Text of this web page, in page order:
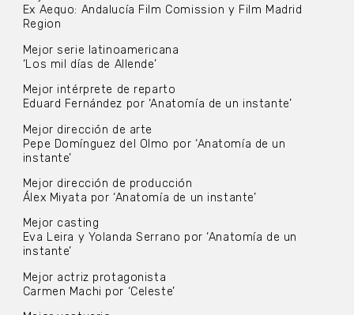
Ex Aequo: Andalucía Film Comission y Film Madrid
Region
Mejor serie latinoamericana
‘Los mil días de Allende’
Mejor intérprete de reparto
Eduard Fernández por ‘Anatomía de un instante’
Mejor dirección de arte
Pepe Domínguez del Olmo por ‘Anatomía de un
instante’
Mejor dirección de producción
Álex Miyata por ‘Anatomía de un instante’
Mejor casting
Eva Leira y Yolanda Serrano por ‘Anatomía de un
instante’
Mejor actriz protagonista
Carmen Machi por ‘Celeste’